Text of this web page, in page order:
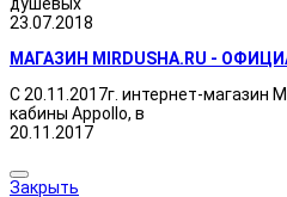
23.07.2018
МАГАЗИН MIRDUSHA.RU -
С 20.11.2017г. интернет-магазин
кабины Appollo, в
20.11.2017
Закрыть